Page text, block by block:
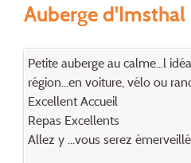
Auberge
Petite auberge au calme...l
région...en voiture, vélo ou
Excellent Accueil
Repas Excellents
Allez y ...vous serez